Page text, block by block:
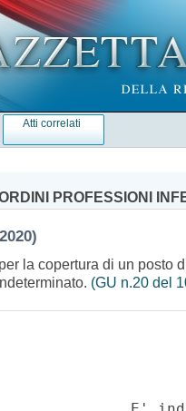
Atti correlati
PROFESSIONI
la copertura di un posto
(GU n.20 del